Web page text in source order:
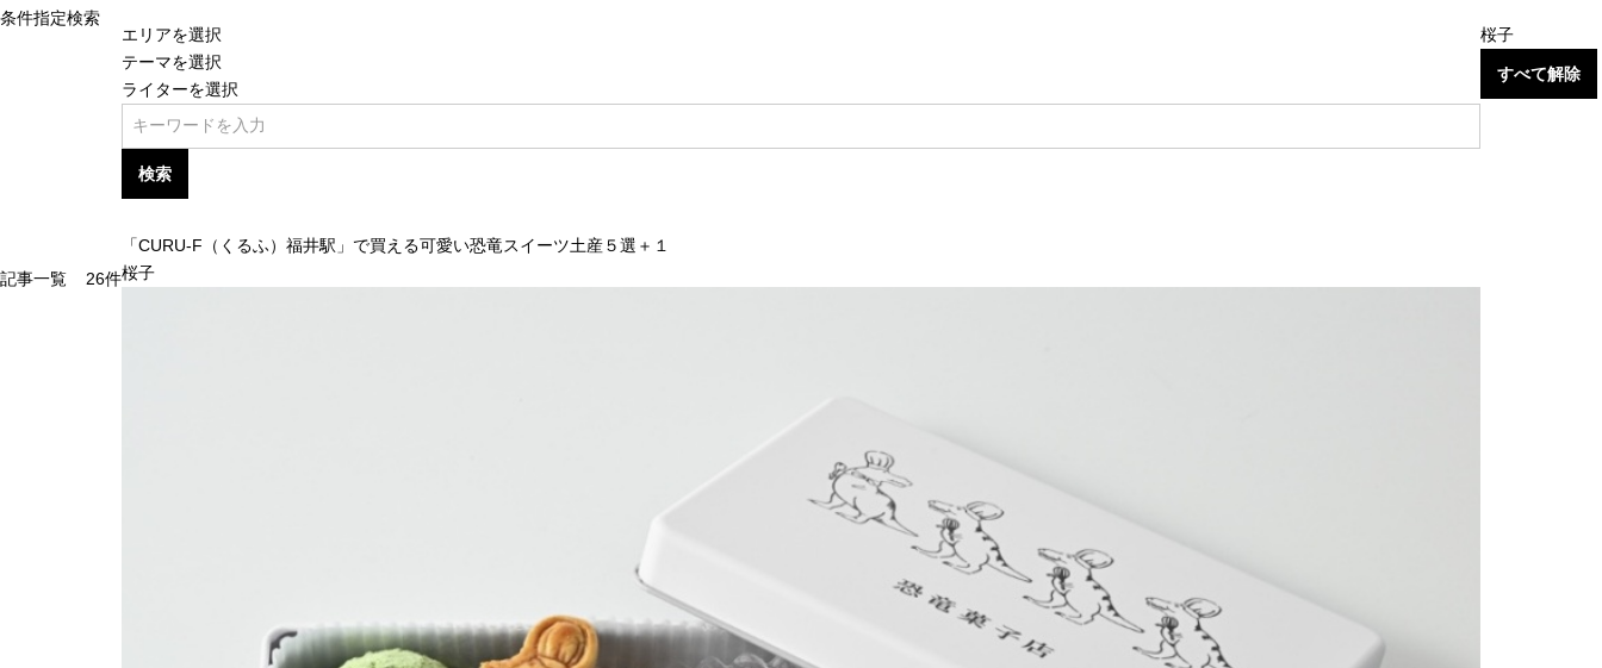
条件指定検索
エリアを選択
テーマを選択
ライターを選択
検索
桜子
すべて解除
記事一覧 26件
「CURU-F（くるふ）福井駅」で買える可愛い恐竜スイーツ土産５選＋１
桜子